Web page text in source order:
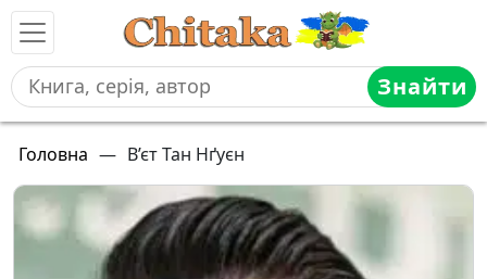
Знайти
Головна — В’єт Тан Нґуєн